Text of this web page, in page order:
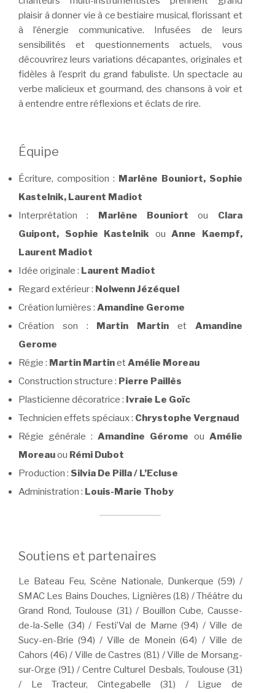
plaisir à donner vie à ce bestiaire musical, florissant et
à l’énergie communicative. Infusées de leurs
sensibilités et questionnements actuels, vous
découvrirez leurs variations décapantes, originales et
fidèles à l’esprit du grand fabuliste. Un spectacle au
verbe malicieux et gourmand, des chansons à voir et
à entendre entre réflexions et éclats de rire.
Équipe
Écriture, composition : Marlène Bouniort, Sophie
Kastelnik, Laurent Madiot
Interprétation : Marlène Bouniort ou Clara
Guipont, Sophie Kastelnik ouAnne Kaempf,
Laurent Madiot
Idée originale : Laurent Madiot
Regard extérieur : Nolwenn Jézéquel
Création lumières : Amandine Gerome
Création son : Martin Martin et Amandine
Gerome
Régie : Martin MartinetAmélie Moreau
Construction structure : Pierre Paillès
Plasticienne décoratrice : Ivraie Le Goïc
Technicien effets spéciaux : Chrystophe Vergnaud
Régie générale :Amandine Gérome ou Amélie
Moreauou Rémi Dubot
Production : Silvia De Pilla / L’Ecluse
Administration : Louis-Marie Thoby
Soutiens et partenaires
Le Bateau Feu, Scène Nationale, Dunkerque (59) /
SMAC Les Bains Douches, Lignières (18) / Théâtre du
Grand Rond, Toulouse (31) / Bouillon Cube, Causse-
de-la-Selle (34) / Festi’Val de Marne (94) / Ville de
Sucy-en-Brie (94) / Ville de Monein (64) / Ville de
Cahors (46) / Ville de Castres (81) / Ville de Morsang-
sur-Orge (91) / Centre Culturel Desbals, Toulouse (31)
/ Le Tracteur, Cintegabelle (31) / Ligue de